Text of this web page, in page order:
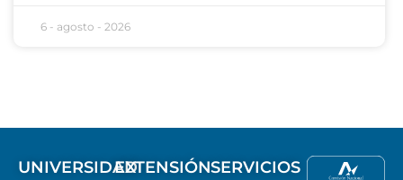
6 - agosto - 2026
UNIVERSIDADEXTENSIÓNSERVICIOS